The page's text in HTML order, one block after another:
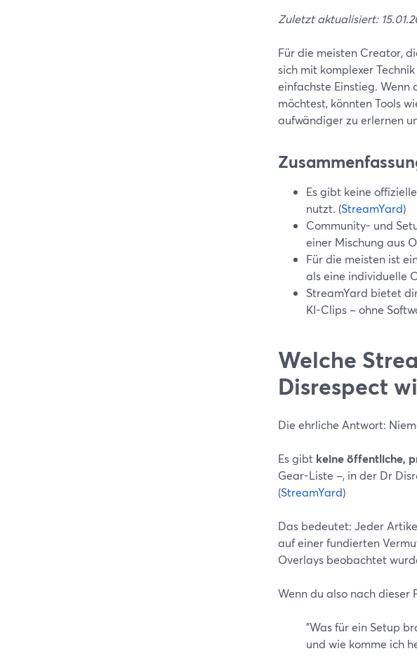
Zuletzt aktualisiert:
Für die meisten Creator,
sich mit komplexer
einfachste Einstieg. Wenn
möchtest, könnten Tools
aufwändiger zu erlernen
Es gibt keine
nutzt. (StreamYard)
Community- und
einer Mischung aus
Für die meisten ist
als eine individuelle
StreamYard bietet
KI-Clips – ohne
Welche
Disrespect
Die ehrliche Antwort:
Es gibt keine öffentliche,
Gear-Liste –, in der Dr
(StreamYard)
Das bedeutet: Jeder
auf einer fundierten
Overlays beobachtet
Wenn du also nach dieser
"Was für ein Setup
und wie komme ich